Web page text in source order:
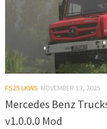
FS25 LKWS NOVEMBER 13, 2025
Mercedes Benz
v1.0.0.0 Mod